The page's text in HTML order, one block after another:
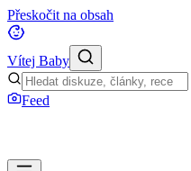
Přeskočit na obsah
Vítej Baby
Feed